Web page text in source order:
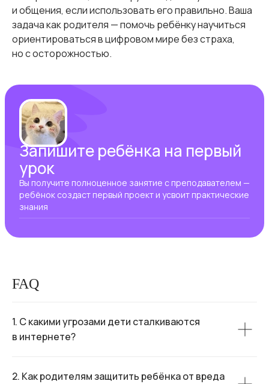
и общения, если использовать его правильно. Ваша
задача как родителя — помочь ребёнку научиться
ориентироваться в цифровом мире без страха,
но с осторожностью.
Запишите ребёнка на первый
урок
Вы получите полноценное занятие с преподавателем —
ребёнок создаст первый проект и усвоит практические
знания
FAQ
1. С какими угрозами дети сталкиваются
в интернете?
2. Как родителям защитить ребёнка от вреда